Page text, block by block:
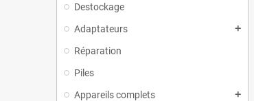
Destockage
Adaptateurs
add
Réparation
Piles
Appareils complets
add